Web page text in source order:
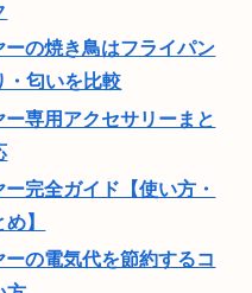
の焼き鳥はフライパン
・匂いを比較
専用アクセサリーまと
完全ガイド【使い方・
】
の電気代を節約するコ